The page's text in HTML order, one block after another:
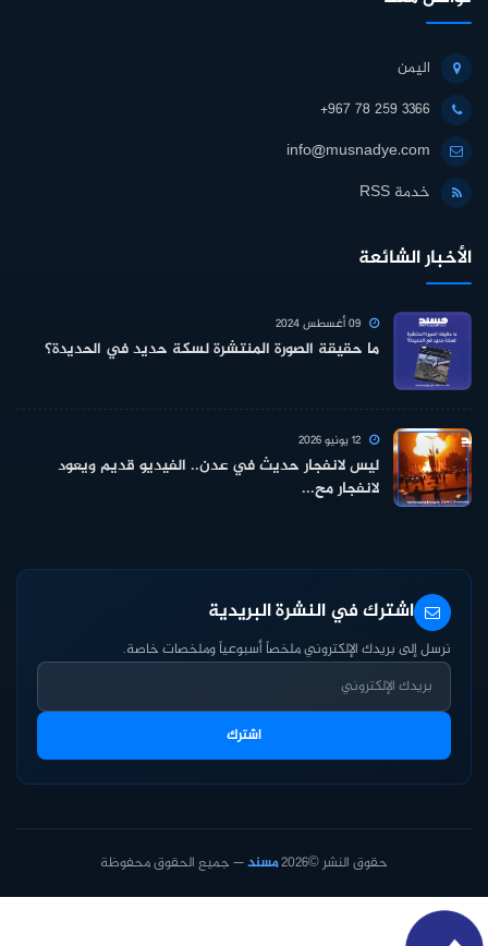
اليمن
+967 78 259 3366
info@musnadye.com
خدمة RSS
الأخبار الشائعة
ما حقيقة الصورة المنتشرة لسكة حديد في الحديدة؟
ليس لانفجار حديث في عدن.. الفيديو قديم ويعود
لانفجار مح...
اشترك في النشرة البريدية
نرسل إلى بريدك الإلكتروني ملخصاً أسبوعياً وملخصات خاصة.
اشترك
حقوق النشر ©2026 مسند— جميع الحقوق محفوظة